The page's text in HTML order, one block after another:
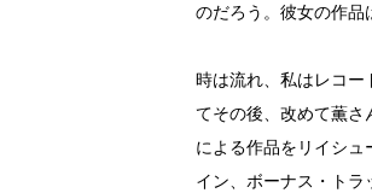
のだろう。彼女の作品
時は流れ、私はレコー
てその後、改めて薫さ
による作品をリイシ
イン、ボーナス・ト